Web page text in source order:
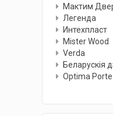
Мактим
Легенда
Интехпласт
Мister Wood
Verda
Беларускiя
Optima Porte